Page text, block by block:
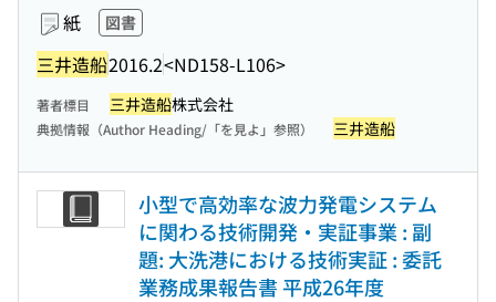
紙 図書
三井造船2016.2<ND158-L106>
著者標目 三井造船株式会社
典拠情報（Author Heading/「を見よ」参照） 三井造船
小型で高効率な波力発電システム
に関わる技術開発・実証事業 : 副
題: 大洗港における技術実証 : 委託
業務成果報告書 平成26年度